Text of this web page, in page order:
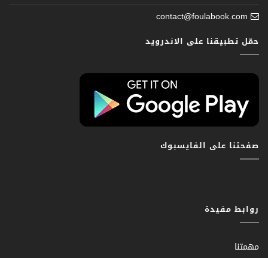
contact@foulabook.com
حمّل تطبيقنا على الاندرويد
صفحتنا على الفايسبوك
روابط مفيدة
مهمتنا